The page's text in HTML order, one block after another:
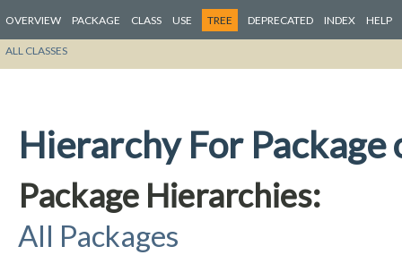
OVERVIEW PACKAGE CLASS USE TREE DEPRECATED INDEX HELP
ALL CLASSES
Hierarchy For
Package Hierarchies:
All Packages